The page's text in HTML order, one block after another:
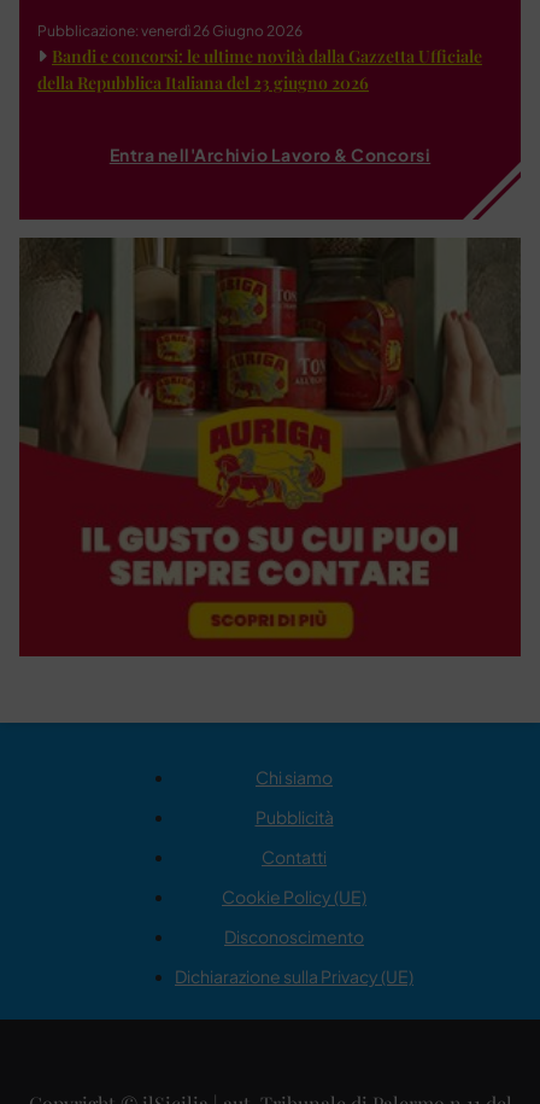
Pubblicazione: venerdì 26 Giugno 2026
Bandi e concorsi: le ultime novità dalla Gazzetta Ufficiale
della Repubblica Italiana del 23 giugno 2026
Entra nell'Archivio Lavoro & Concorsi
Chi siamo
Pubblicità
Contatti
Cookie Policy (UE)
Disconoscimento
Dichiarazione sulla Privacy (UE)